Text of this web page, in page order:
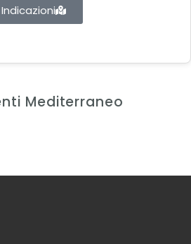
Indicazioni
Mediterraneo